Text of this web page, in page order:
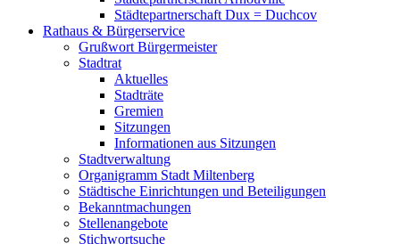
Städtepartnerschaft Dux = Duchcov
Rathaus & Bürgerservice
Grußwort Bürgermeister
Stadtrat
Aktuelles
Stadträte
Gremien
Sitzungen
Informationen aus Sitzungen
Stadtverwaltung
Organigramm Stadt Miltenberg
Städtische Einrichtungen und Beteiligungen
Bekanntmachungen
Stellenangebote
Stichwortsuche